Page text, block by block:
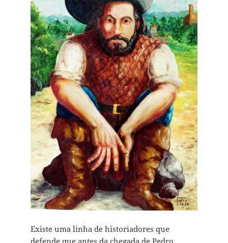
Existe uma linha de historiadores que